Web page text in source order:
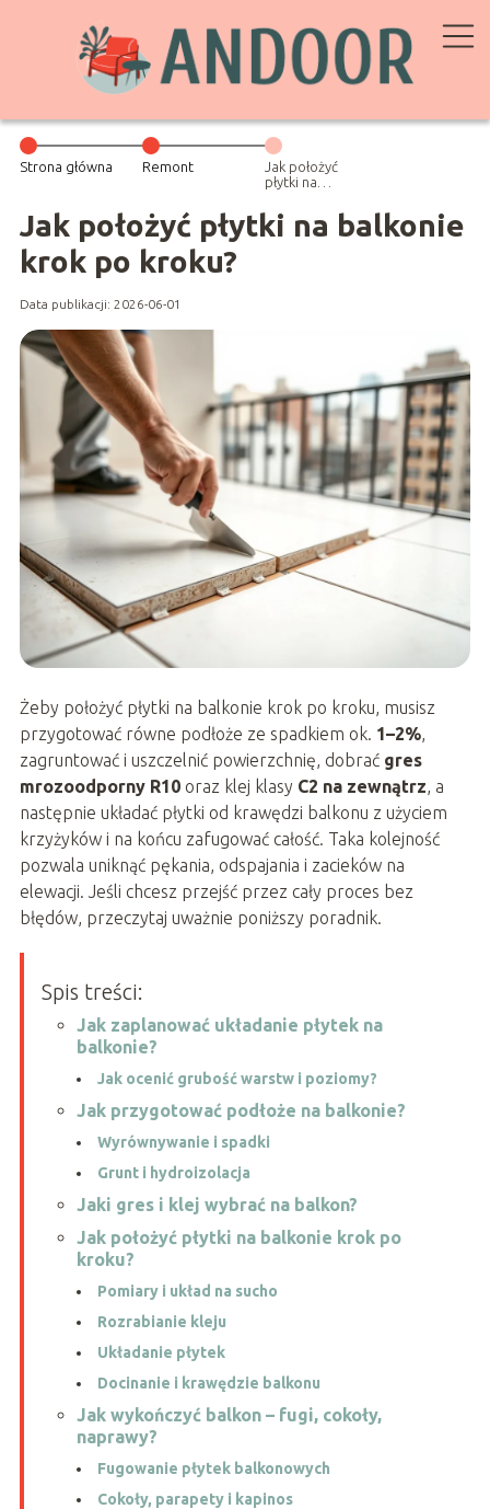
Strona główna Remont
Jak położyć
płytki na
po kroku?
Jak położyć płytki na balkonie
krok po kroku?
Data publikacji: 2026-06-01
Żeby położyć płytki na balkonie krok po kroku, musisz
przygotować równe podłoże ze spadkiem ok. 1–2%,
zagruntować i uszczelnić powierzchnię, dobrać gres
mrozoodporny R10oraz klej klasy C2 na zewnątrz, a
następnie układać płytki od krawędzi balkonu z użyciem
krzyżyków i na końcu zafugować całość. Taka kolejność
pozwala uniknąć pękania, odspajania i zacieków na
elewacji. Jeśli chcesz przejść przez cały proces bez
błędów, przeczytaj uważnie poniższy poradnik.
Spis treści:
Jak zaplanować układanie płytek na
balkonie?
Jak ocenić grubość warstw i poziomy?
Jak przygotować podłoże na balkonie?
Wyrównywanie i spadki
Grunt i hydroizolacja
Jaki gres i klej wybrać na balkon?
Jak położyć płytki na balkonie krok po
kroku?
Pomiary i układ na sucho
Rozrabianie kleju
Układanie płytek
Docinanie i krawędzie balkonu
Jak wykończyć balkon – fugi, cokoły,
naprawy?
Fugowanie płytek balkonowych
Cokoły, parapety i kapinos